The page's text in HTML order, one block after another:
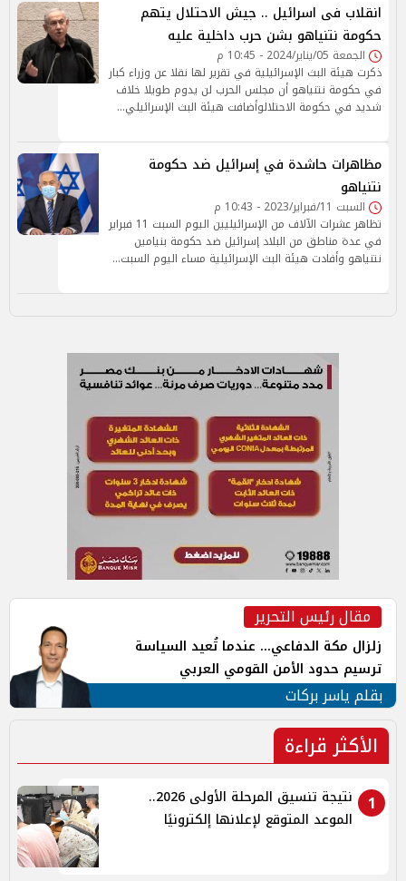
انقلاب فى اسرائيل .. جيش الاحتلال يتهم
حكومة نتنياهو بشن حرب داخلية عليه
الجمعة 05/يناير/2024 - 10:45 م
ذكرت هيئة البث الإسرائيلية في تقرير لها نقلا عن وزراء كبار
في حكومة نتنياهو أن مجلس الحرب لن يدوم طويلا خلاف
شديد في حكومة الاحتلالوأضافت هيئة البث الإسرائيلي…
مظاهرات حاشدة في إسرائيل ضد حكومة
نتنياهو
السبت 11/فبراير/2023 - 10:43 م
تظاهر عشرات الآلاف من الإسرائيليين اليوم السبت 11 فبراير
في عدة مناطق من البلاد إسرائيل ضد حكومة بنيامين
نتنياهو وأفادت هيئة البث الإسرائيلية مساء اليوم السبت…
مقال رئيس التحرير
زلزال مكة الدفاعي... عندما تُعيد السياسة
ترسيم حدود الأمن القومي العربي
بقلم ياسر بركات
الأكثر قراءة
1
نتيجة تنسيق المرحلة الأولى 2026..
الموعد المتوقع لإعلانها إلكترونيًا